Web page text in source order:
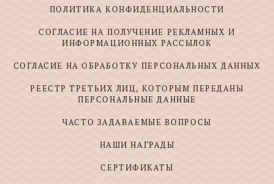
ПОЛИТИКА КОНФИДЕНЦИАЛЬНОСТИ
СОГЛАСИЕ НА ПОЛУЧЕНИЕ РЕКЛАМНЫХ И
ИНФОРМАЦИОННЫХ РАССЫЛОК
СОГЛАСИЕ НА ОБРАБОТКУ ПЕРСОНАЛЬНЫХ ДАННЫХ
РЕЕСТР ТРЕТЬИХ ЛИЦ, КОТОРЫМ ПЕРЕДАНЫ
ПЕРСОНАЛЬНЫЕ ДАННЫЕ
ЧАСТО ЗАДАВАЕМЫЕ ВОПРОСЫ
НАШИ НАГРАДЫ
СЕРТИФИКАТЫ